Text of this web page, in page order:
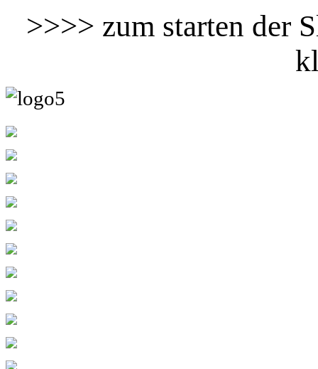
>>>> zum starten der